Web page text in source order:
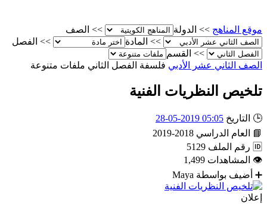
موقع المناهج >> الدولة >>
الصف
>>
المادة >>
الفصل
>>
القسم
الصف الثاني عشر الأدبي فلسفة الفصل الثاني ملفات متنوعة
تلخيص النظريات الفنية
🕒 التاريخ 05:05 2019-05-28
📘
العام الدراسي 2018-2019
🆔 رقم الملف 5129
👁
المشاهدات 1,499
➕
أضيف بواسطة Maya
إعلان